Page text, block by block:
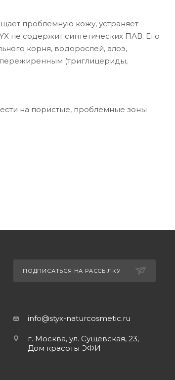
проблемную кожу, устраняет
не содержит синтетических ПАВ. Его
корня, водорослей, алоэ,
(триглицериды,
на пористые, проблемные зоны
ПОДПИСАТЬСЯ НА РАССЫЛКУ
info@styx-naturcosmetic.ru
г. Москва, ул. Сущевская, 23,
Дом красоты ЭФИ